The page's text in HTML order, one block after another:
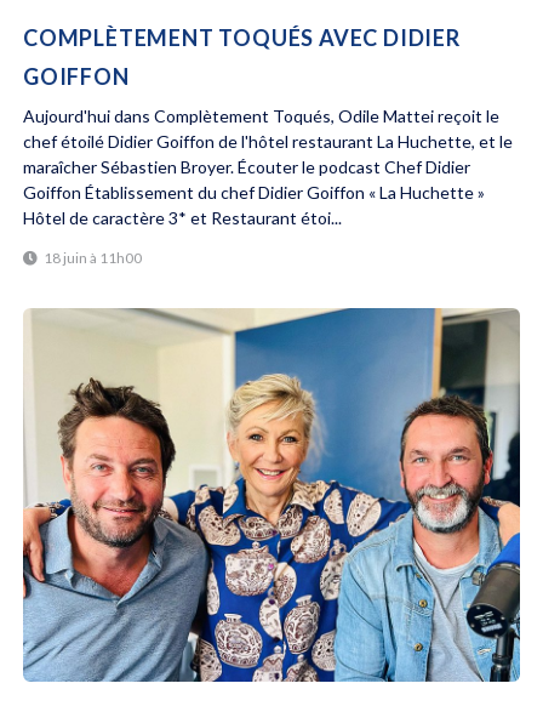
COMPLÈTEMENT TOQUÉS AVEC DIDIER
GOIFFON
Aujourd'hui dans Complètement Toqués, Odile Mattei reçoit le
chef étoilé Didier Goiffon de l'hôtel restaurant La Huchette, et le
maraîcher Sébastien Broyer. Écouter le podcast Chef Didier
Goiffon Établissement du chef Didier Goiffon « La Huchette »
Hôtel de caractère 3* et Restaurant étoi...
18 juin à 11h00